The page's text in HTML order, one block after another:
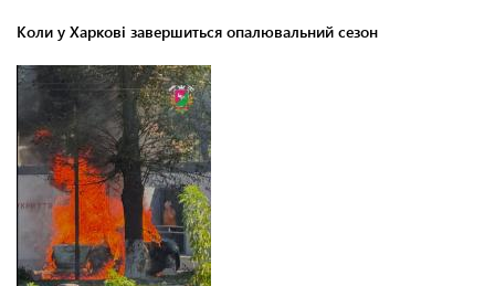
Коли у Харкові завершиться опалювальний сезон